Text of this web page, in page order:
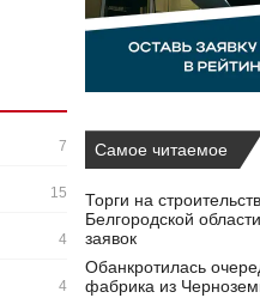
7
15
4
4
Самое читаемое
Торги на
Белгородской
заявок
Обанкротилась
фабрика из